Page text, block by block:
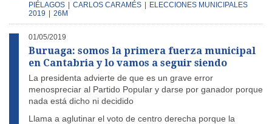
PIÉLAGOS CARLOS CARAMÉS
ELECCIONES MUNICIPALES
2019
26M
01/05/2019
Buruaga: somos la primera fuerza municipal
en Cantabria y lo vamos a seguir siendo
La presidenta advierte de que es un grave error
menospreciar al Partido Popular y darse por ganador porque
nada está dicho ni decidido
Llama a aglutinar el voto de centro derecha porque la